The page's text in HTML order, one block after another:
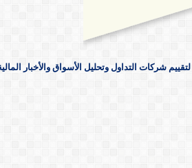
شركات التداول وتحليل الأسواق والأخبار